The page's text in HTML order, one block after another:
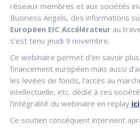
réseaux membres et aux sociétés
Business Angels, des informations
Européen EIC Accélérateur au
s’est tenu jeudi 9 novembre.
Ce webinaire permet d’en savoir
financement européen mais aussi
les levées de fonds, l’accès au
intellectuelle, etc. dédié à ces
l’intégralité du webinaire en replay ici
Ce soutien conséquent intervient